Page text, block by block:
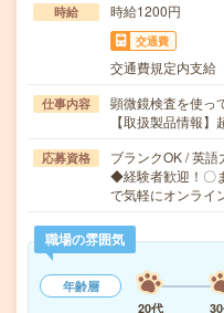
時給 時給1200円
交通費
交通費規定内支給
仕事内容
顕微鏡検査を使っ
【取扱製品情報
応募資格
ブランクOK / 英語
◆経験者歓迎！〇
で気軽にオンラ
職場の雰囲気
年齢層
20代